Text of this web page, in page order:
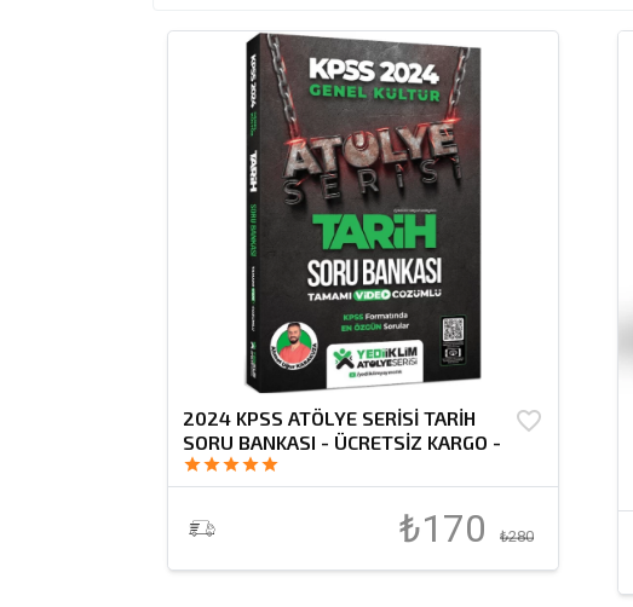
2024 KPSS ATÖLYE SERİSİ TARİH
SORU BANKASI - ÜCRETSİZ KARGO -
favorite_border
starstarstarstarstar
₺170 ₺280